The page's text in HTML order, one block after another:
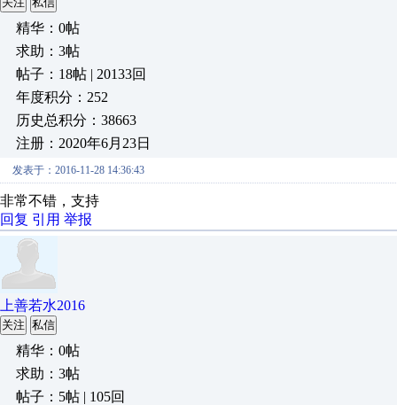
精华：0帖
求助：3帖
帖子：18帖 | 20133回
年度积分：252
历史总积分：38663
注册：2020年6月23日
发表于：2016-11-28 14:36:43
非常不错，支持
回复 引用 举报
上善若水2016
关注 私信
精华：0帖
求助：3帖
帖子：5帖 | 105回